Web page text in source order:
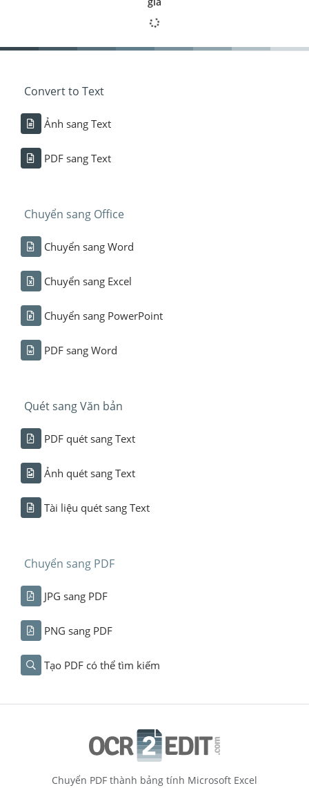
Convert to Text
Ảnh sang Text
PDF sang Text
Chuyển sang Office
Chuyển sang Word
Chuyển sang Excel
Chuyển sang PowerPoint
PDF sang Word
Quét sang Văn bản
PDF quét sang Text
Ảnh quét sang Text
Tài liệu quét sang Text
Chuyển sang PDF
JPG sang PDF
PNG sang PDF
Tạo PDF có thể tìm kiếm
Chuyển PDF thành bảng tính Microsoft Excel